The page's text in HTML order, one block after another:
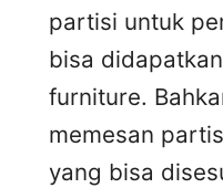
partisi untuk
bisa
furniture.
memesan
yang bisa